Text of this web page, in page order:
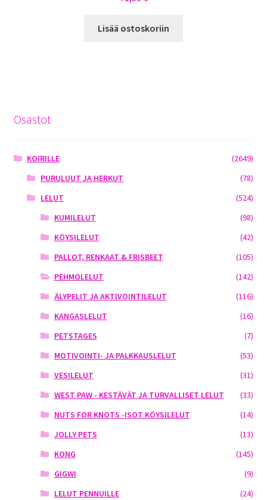
Lisää ostoskoriin
Osastot
KOIRILLE
(2649)
PURULUUT JA HERKUT
(78)
LELUT
(524)
KUMILELUT
(98)
KÖYSILELUT
(42)
PALLOT, RENKAAT & FRISBEET
(105)
PEHMOLELUT
(142)
ÄLYPELIT JA AKTIVOINTILELUT
(116)
KANGASLELUT
(16)
PETSTAGES
(7)
MOTIVOINTI- JA PALKKAUSLELUT
(53)
VESILELUT
(31)
WEST PAW - KESTÄVÄT JA TURVALLISET LELUT
(33)
NUTS FOR KNOTS -ISOT KÖYSILELUT
(14)
JOLLY PETS
(13)
KONG
(145)
GIGWI
(9)
LELUT PENNUILLE
(24)